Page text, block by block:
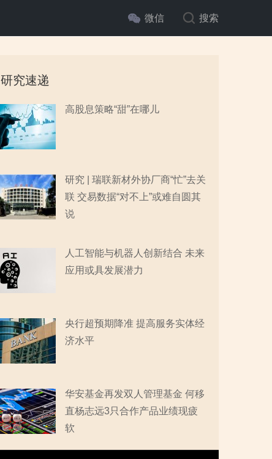
微信 搜索
研究速递
高股息策略“甜”在哪儿
研究 | 瑞联新材外协厂商“忙”去关
联 交易数据“对不上”或难自圆其
说
人工智能与机器人创新结合 未来
应用或具发展潜力
央行超预期降准 提高服务实体经
济水平
华安基金再发双人管理基金 何移
直杨志远3只合作产品业绩现疲
软